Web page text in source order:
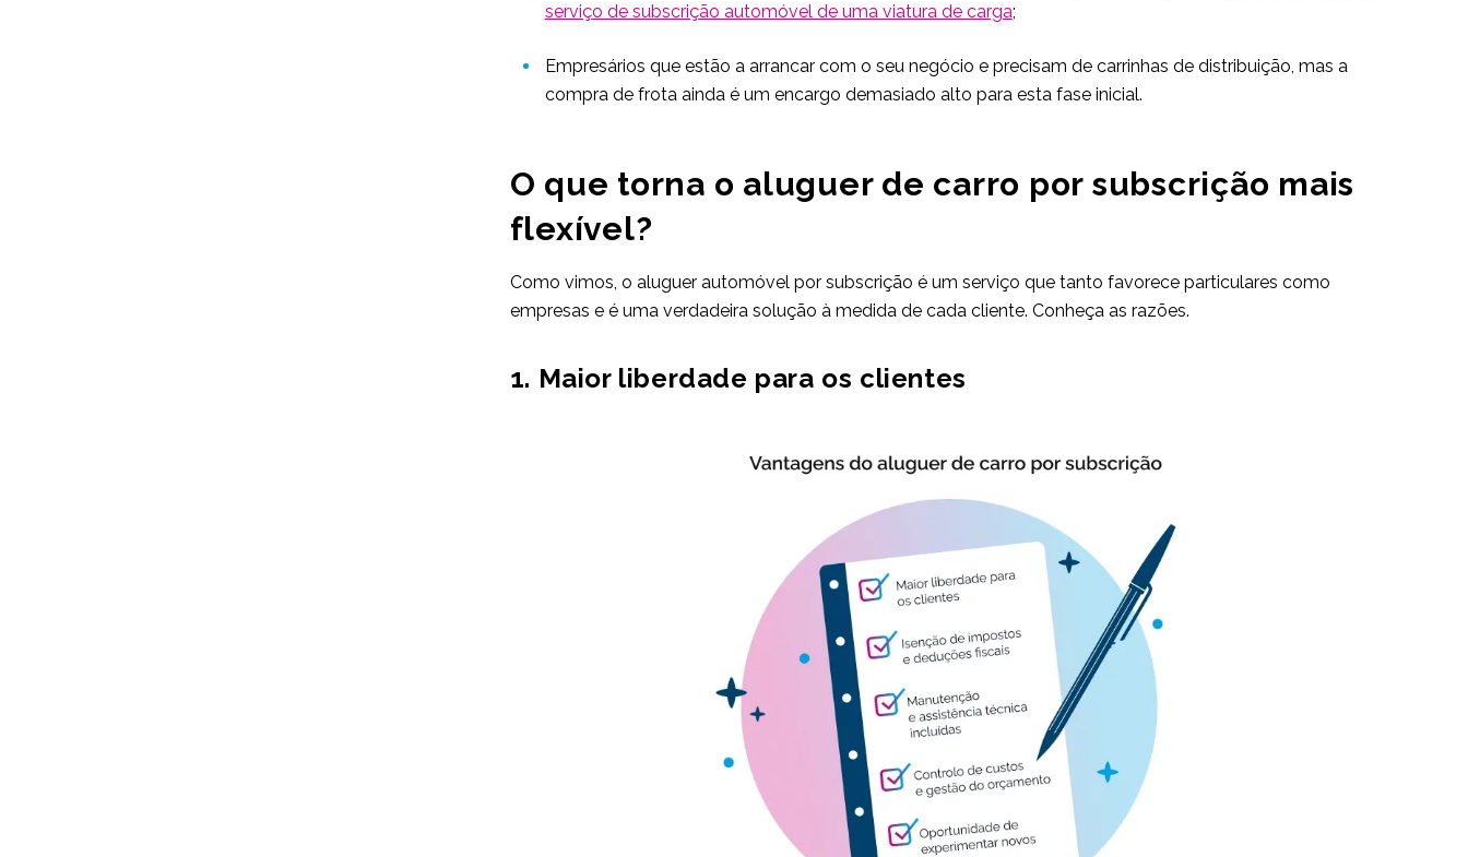
serviço de subscrição automóvel de uma viatura de carga;
Empresários que estão a arrancar com o seu negócio e precisam de carrinhas de distribuição, mas a
compra de frota ainda é um encargo demasiado alto para esta fase inicial.
O que torna o aluguer de carro por subscrição mais
flexível?
Como vimos, o aluguer automóvel por subscrição é um serviço que tanto favorece particulares como
empresas e é uma verdadeira solução à medida de cada cliente. Conheça as razões.
1. Maior liberdade para os clientes